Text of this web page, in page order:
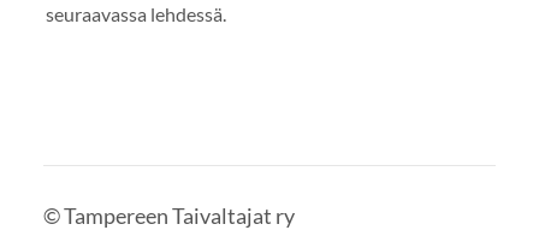
seuraavassa lehdessä.
©Tampereen Taivaltajat ry